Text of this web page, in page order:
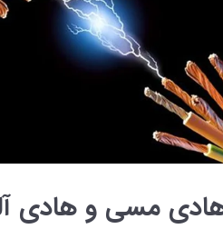
مسی و هادی
ای-
کلید پریز آسیا